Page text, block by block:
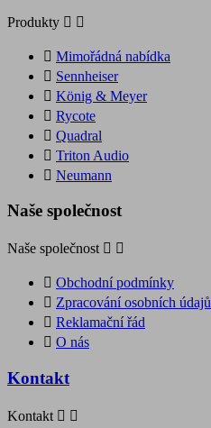
Produkty  
 Mimořádná nabídka
 Sennheiser
 König & Meyer
 Rycote
 Quadral
 Triton Audio
 Neumann
Naše společnost
Naše společnost  
 Obchodní podmínky
 Zpracování osobních údajů
 Reklamační řád
 O nás
Kontakt
Kontakt  